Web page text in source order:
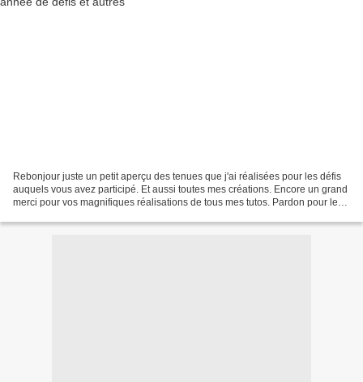
Rebonjour juste un petit aperçu des tenues que j'ai réalisées pour les défis
auquels vous avez participé. Et aussi toutes mes créations. Encore un grand
merci pour vos magnifiques réalisations de tous mes tutos. Pardon pour les